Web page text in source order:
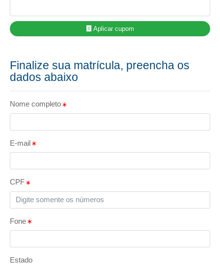
Aplicar cupom
Finalize sua matrícula, preencha os
dados abaixo
Nome completo
E-mail
CPF
Fone
Estado